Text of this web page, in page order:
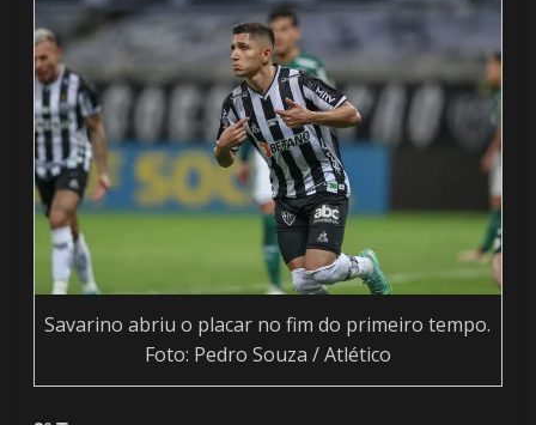
Savarino abriu o placar no fim do primeiro tempo.
Foto: Pedro Souza / Atlético